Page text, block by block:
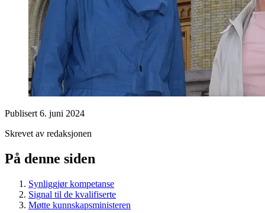
Publisert 6. juni 2024
Skrevet av redaksjonen
På denne siden
Synliggjør kompetanse
Signal til de kvalifiserte
Møtte kunnskapsministeren